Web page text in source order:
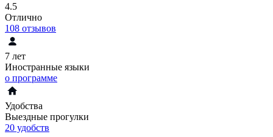
4.5
Отлично
108 отзывов
7 лет
Иностранные языки
о программе
Удобства
Выездные прогулки
20 удобств